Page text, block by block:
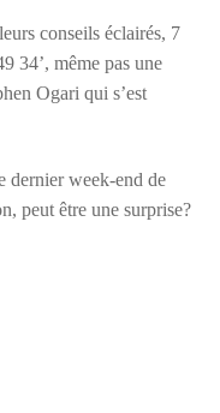
conseils éclairés, 7
34’, même pas une
Ogari qui s’est
dernier week-end de
peut être une surprise?